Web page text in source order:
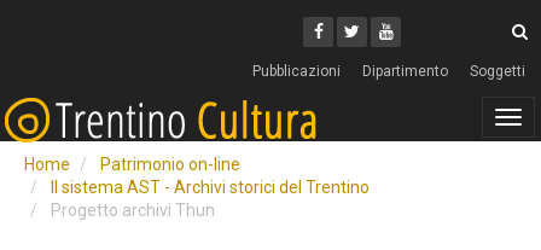
Facebook
Twitter
Youtube
Pubblicazioni Dipartimento Soggetti
Home
Patrimonio on-line
Il sistema AST - Archivi storici del Trentino
Progetto archivi Thun